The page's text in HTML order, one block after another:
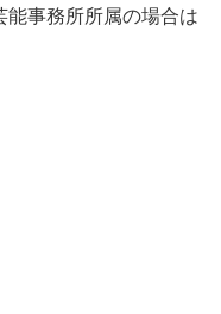
事務所所属の場合は